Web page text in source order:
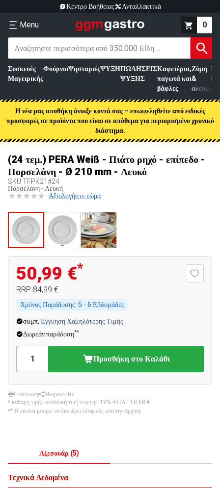
Κέντρο Βοήθειας Ανταλλακτικά
Menu 0
Συσκευές
Μαγειρικής
ΦούρνοιΨησταριέςΨΥΞΗΠΩΛΗΣΕΙΣ
ΨΥΞΗΣ
Καφετέρια,
παγωτά και
βάφλες
Ζύμη
&
αλεύρι
Η νέα μας αποθήκη άνοιξε κοντά σας – επωφεληθείτε από ειδικές
προσφορές σε προϊόντα που είναι σε απόθεμα για περιορισμένο χρονικό
διάστημα.
(24 τεμ.) PERA Weiß - Πιάτο ρηχό - επίπεδο -
Πορσελάνη - Ø 210 mm - Λευκό
SKU TFPK21#24
Πορσελάνη - Λευκή
Αξιολογήστε τώρα
50,99 €*
RRP 84,99 €
Χρόνος Παράδοσης: 5 - 6 Εβδομάδες
συμπ. Εγγύηση Χαμηλότερης Τιμής
Δωρεάν παράδοση**
Προσθήκη στο Καλάθι
Εκτύπωση
Μοιραστείτε
* καθαρή τιμή | συνολική τιμή συμπερ. 19% ΦΠΑ.: 60,68 €
** Η εικόνα μπορεί να διαφέρει ελαφρώς από την αρχική.
Αξεσουάρ (5)
Τεχνικά Δεδομένα